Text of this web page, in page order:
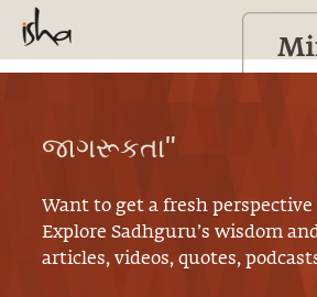
જાગરૂકતા"
Want to get a fresh
Explore Sadhguru’s wisdom
articles, videos, quotes,